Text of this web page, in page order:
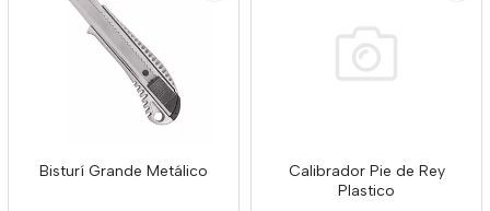
Bisturí Grande Metálico
Calibrador Pie de Rey
Plastico